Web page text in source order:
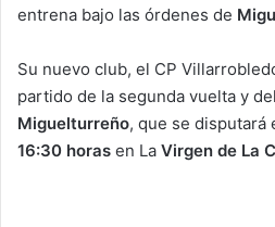
entrena bajo las órdenes de
Su nuevo club, el CP
partido de la segunda vuelta y
Miguelturreño, que se disputará
16:30 horas en La Virgen de La